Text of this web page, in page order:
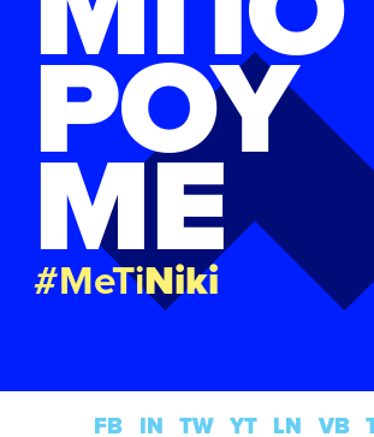
ΡΟΥ
ΜΕ
#MeTiNiki
FB IN TW YT LN VB